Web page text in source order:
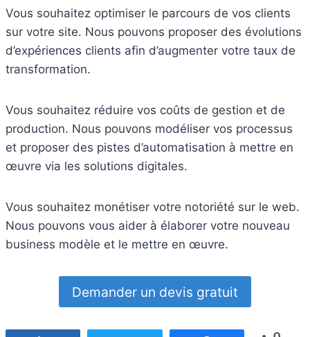
Vous souhaitez optimiser le parcours de vos clients
sur votre site. Nous pouvons proposer des évolutions
d’expériences clients afin d’augmenter votre taux de
transformation.
Vous souhaitez réduire vos coûts de gestion et de
production. Nous pouvons modéliser vos processus
et proposer des pistes d’automatisation à mettre en
œuvre via les solutions digitales.
Vous souhaitez monétiser votre notoriété sur le web.
Nous pouvons vous aider à élaborer votre nouveau
business modèle et le mettre en œuvre.
Demander un devis gratuit